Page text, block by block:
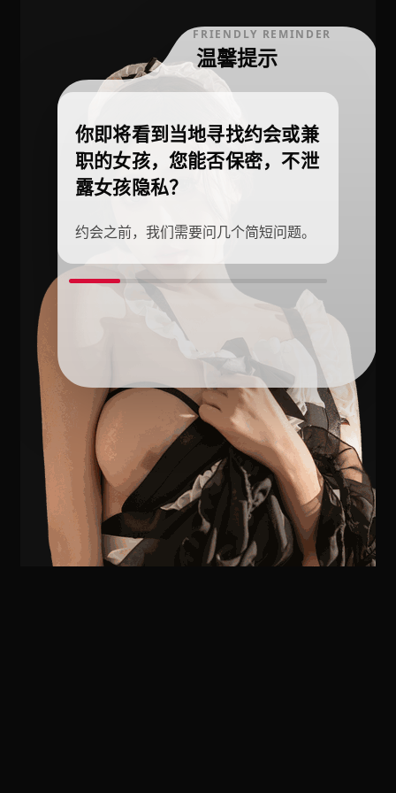
FRIENDLY REMINDER
温馨提示
你即将看到当地寻找约会或兼
职的女孩，您能否保密，不泄
露女孩隐私？
约会之前，我们需要问几个简短问题。